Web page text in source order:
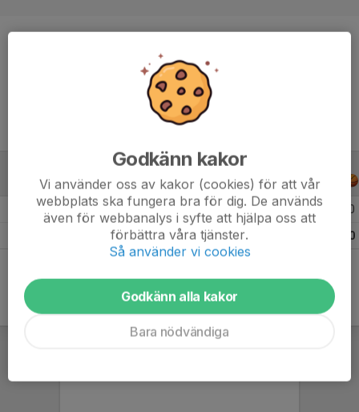
14 år
ALLA SERIER ALLA ÅR
Säsongen 25/26 25 0
0
Godkänn kakor
Vi använder oss av kakor (cookies) för att vår
webbplats ska fungera bra för dig. De används
även för webbanalys i syfte att hjälpa oss att
förbättra våra tjänster.
Så använder vi cookies
Godkänn alla kakor
Bara nödvändiga